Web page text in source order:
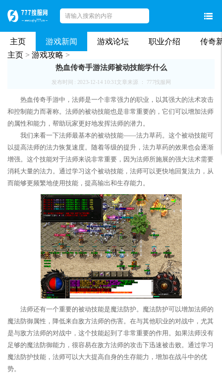
主页 游戏新闻 游戏论坛 职业介绍
传奇
主页 > 游戏攻略 >
热血传奇手游法师被动技能学什么
发布时间 : 2023-12-14 10:31 文章来源 ： 777找服网
热血传奇手游中，法师是一个非常强力的职业，以其强大的法术攻击
和控制能力而著称。法师的被动技能也是非常重要的，它们可以增加法师
的属性和能力，帮助玩家更好地发挥法师的潜力。
我们来看一下法师最基本的被动技能——法力草药。这个被动技能可
以提高法师的法力恢复速度。随着等级的提升，法力草药的效果也会逐渐
增强。这个技能对于法师来说非常重要，因为法师所施展的强大法术需要
消耗大量的法力。通过学习这个被动技能，法师可以更快地回复法力，从
而能够更频繁地使用技能，提高输出和生存能力。
法师还有一个重要的被动技能是魔法防护。魔法防护可以增加法师的
魔法防御属性，降低来自敌方法师的伤害。在与其他职业的对战中，尤其
是与敌方法师的对战中，这个技能起到了非常重要的作用。如果法师没有
足够的魔法防御能力，很容易在敌方法师的攻击下迅速被击败。通过学习
魔法防护技能，法师可以大大提高自身的生存能力，增加在战斗中的优
势。